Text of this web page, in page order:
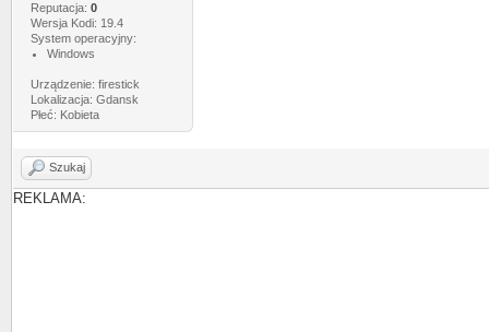
Reputacja: 0
Wersja Kodi: 19.4
System operacyjny:
Windows
Urządzenie: firestick
Lokalizacja: Gdansk
Płeć: Kobieta
Szukaj
REKLAMA: